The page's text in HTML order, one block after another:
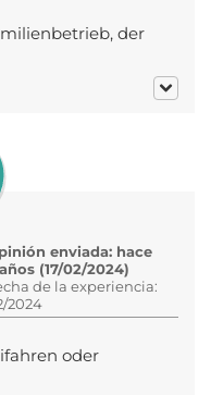
der
enviada: hace
(17/02/2024)
de la experiencia:
2024
oder